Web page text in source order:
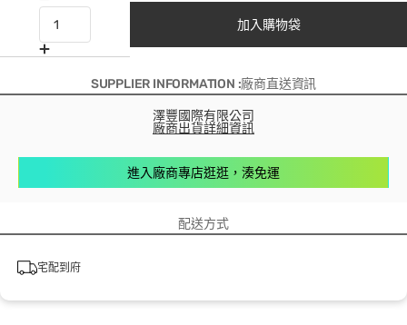
加入購物袋
SUPPLIER INFORMATION :廠商直送資訊
澤豐國際有限公司
廠商出貨詳細資訊
進入廠商專店逛逛，湊免運
配送方式
宅配到府